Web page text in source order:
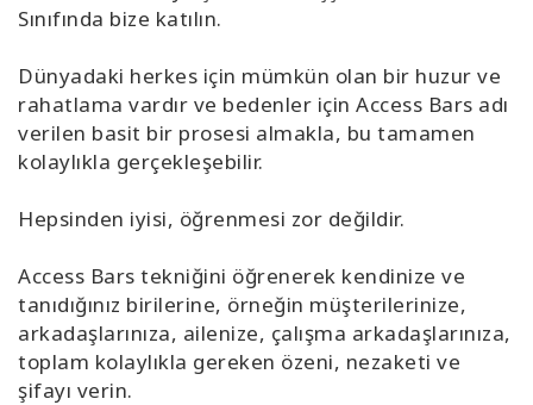
ARA
Sınıfında bize katılın.
Dünyadaki herkes için mümkün olan bir huzur ve
rahatlama vardır ve bedenler için Access Bars adı
verilen basit bir prosesi almakla, bu tamamen
kolaylıkla gerçekleşebilir.
Hepsinden iyisi, öğrenmesi zor değildir.
Access Bars tekniğini öğrenerek kendinize ve
tanıdığınız birilerine, örneğin müşterilerinize,
arkadaşlarınıza, ailenize, çalışma arkadaşlarınıza,
toplam kolaylıkla gereken özeni, nezaketi ve
şifayı verin.